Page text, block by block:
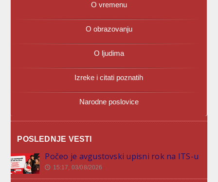
O vremenu
O obrazovanju
O ljudima
Izreke i citati poznatih
Narodne poslovice
POSLEDNJE VESTI
Počeo je avgustovski upisni rok na ITS-u
🕔 15:17, 03/08/2026